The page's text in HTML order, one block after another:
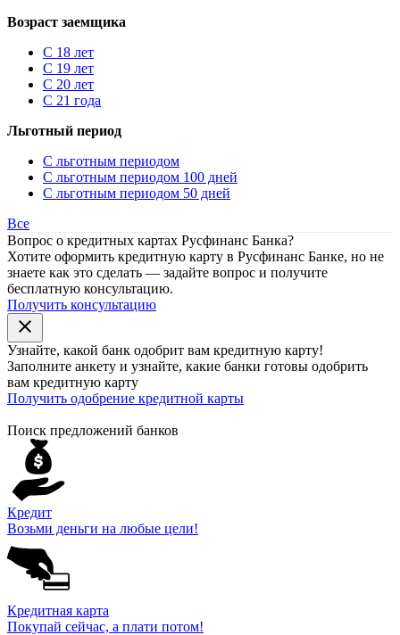
Возраст заемщика
С 18 лет
С 19 лет
С 20 лет
С 21 года
Льготный период
С льготным периодом
С льготным периодом 100 дней
С льготным периодом 50 дней
Все
Вопрос о кредитных картах Русфинанс Банка?
Хотите оформить кредитную карту в Русфинанс Банке, но не
знаете как это сделать — задайте вопрос и получите
бесплатную консультацию.
Получить консультацию
close
Узнайте, какой банк одобрит вам кредитную карту!
Заполните анкету и узнайте, какие банки готовы одобрить
вам кредитную карту
Получить одобрение кредитной карты
Поиск предложений банков
Кредит
Возьми деньги на любые цели!
Кредитная карта
Покупай сейчас, а плати потом!